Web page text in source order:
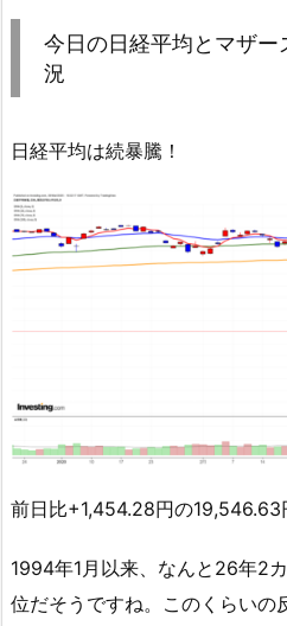
今日の日経平均とマザ
況
日経平均は続暴騰！
前日比+1,454.28円の19,546.63
1994年1月以来、なんと26年2
位だそうですね。このくらいの